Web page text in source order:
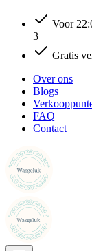
Voor
3
Gratis
Over ons
Blogs
FAQ
Contact